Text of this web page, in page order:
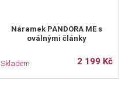
Náramek PANDORA ME s
oválnými články
Skladem 2 199 Kč